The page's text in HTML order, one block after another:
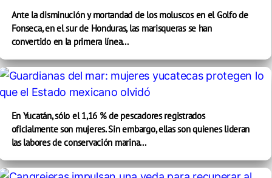
Ante la disminución y mortandad de los moluscos en el Golfo de
Fonseca, en el sur de Honduras, las marisqueras se han
convertido en la primera línea...
En Yucatán, sólo el 1,16 % de pescadores registrados
oficialmente son mujeres. Sin embargo, ellas son quienes lideran
las labores de conservación marina...